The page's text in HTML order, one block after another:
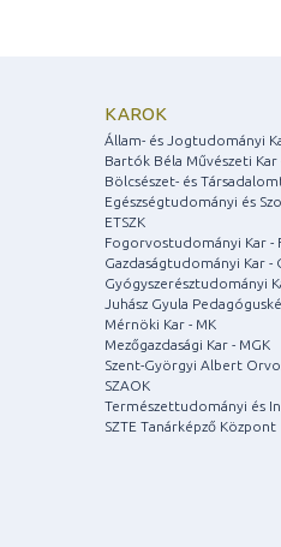
KAROK
Állam- és Jogtudományi
Bartók Béla Művészeti Kar
Bölcsészet- és
Egészségtudományi és
ETSZK
Fogorvostudományi Kar -
Gazdaságtudományi Kar -
Gyógyszerésztudományi
Juhász Gyula
Mérnöki Kar - MK
Mezőgazdasági Kar - MGK
Szent-Györgyi Albert
SZAOK
Természettudományi és
SZTE Tanárképző Központ